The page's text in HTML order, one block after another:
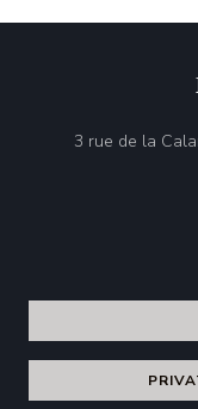
3 rue de la